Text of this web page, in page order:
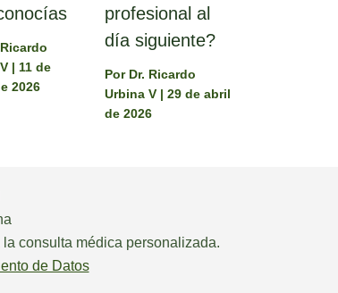
| 11 de
2026
profesional al
día siguiente?
Por Dr. Ricardo
Urbina V | 29 de abril
de 2026
consulta médica personalizada.
de Datos